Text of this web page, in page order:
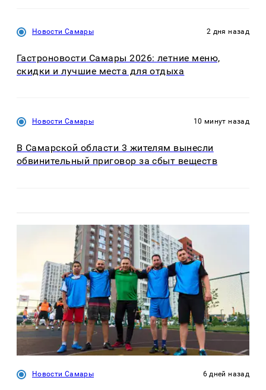
Новости Самары 2 дня назад
Гастроновости Самары 2026: летние меню,
скидки и лучшие места для отдыха
Новости Самары 10 минут назад
В Самарской области 3 жителям вынесли
обвинительный приговор за сбыт веществ
Новости Самары 6 дней назад